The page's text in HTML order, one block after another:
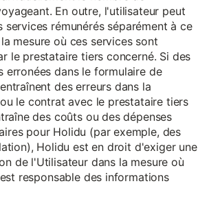
En outre, l'utilisateur peut
services rémunérés séparément à ce
mesure où ces services sont
le prestataire tiers concerné. Si des
erronées dans le formulaire de
des erreurs dans la
le contrat avec le prestataire tiers
des coûts ou des dépenses
pour Holidu (par exemple, des
Holidu est en droit d'exiger une
de l'Utilisateur dans la mesure où
responsable des informations